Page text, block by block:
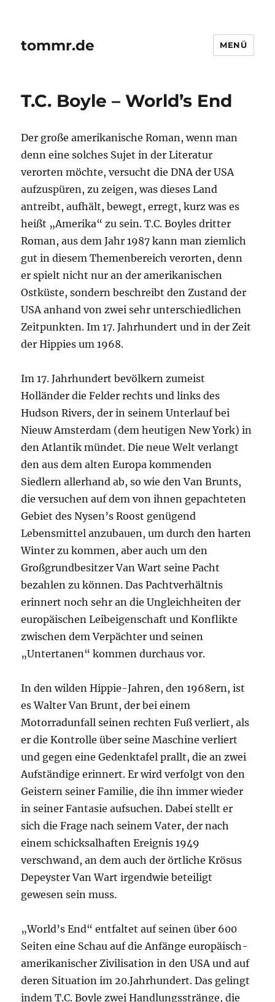
tommr.de MENÜ
T.C. Boyle – World’s End
Der große amerikanische Roman, wenn man
denn eine solches Sujet in der Literatur
verorten möchte, versucht die DNA der USA
aufzuspüren, zu zeigen, was dieses Land
antreibt, aufhält, bewegt, erregt, kurz was es
heißt „Amerika“ zu sein. T.C. Boyles dritter
Roman, aus dem Jahr 1987 kann man ziemlich
gut in diesem Themenbereich verorten, denn
er spielt nicht nur an der amerikanischen
Ostküste, sondern beschreibt den Zustand der
USA anhand von zwei sehr unterschiedlichen
Zeitpunkten. Im 17. Jahrhundert und in der Zeit
der Hippies um 1968.
Im 17. Jahrhundert bevölkern zumeist
Holländer die Felder rechts und links des
Hudson Rivers, der in seinem Unterlauf bei
Nieuw Amsterdam (dem heutigen New York) in
den Atlantik mündet. Die neue Welt verlangt
den aus dem alten Europa kommenden
Siedlern allerhand ab, so wie den Van Brunts,
die versuchen auf dem von ihnen gepachteten
Gebiet des Nysen’s Roost genügend
Lebensmittel anzubauen, um durch den harten
Winter zu kommen, aber auch um den
Großgrundbesitzer Van Wart seine Pacht
bezahlen zu können. Das Pachtverhältnis
erinnert noch sehr an die Ungleichheiten der
europäischen Leibeigenschaft und Konflikte
zwischen dem Verpächter und seinen
„Untertanen“ kommen durchaus vor.
In den wilden Hippie-Jahren, den 1968ern, ist
es Walter Van Brunt, der bei einem
Motorradunfall seinen rechten Fuß verliert, als
er die Kontrolle über seine Maschine verliert
und gegen eine Gedenktafel prallt, die an zwei
Aufständige erinnert. Er wird verfolgt von den
Geistern seiner Familie, die ihn immer wieder
in seiner Fantasie aufsuchen. Dabei stellt er
sich die Frage nach seinem Vater, der nach
einem schicksalhaften Ereignis 1949
verschwand, an dem auch der örtliche Krösus
Depeyster Van Wart irgendwie beteiligt
gewesen sein muss.
„World’s End“ entfaltet auf seinen über 600
Seiten eine Schau auf die Anfänge europäisch-
amerikanischer Zivilisation in den USA und auf
deren Situation im 20.Jahrhundert. Das gelingt
indem T.C. Boyle zwei Handlungsstränge, die